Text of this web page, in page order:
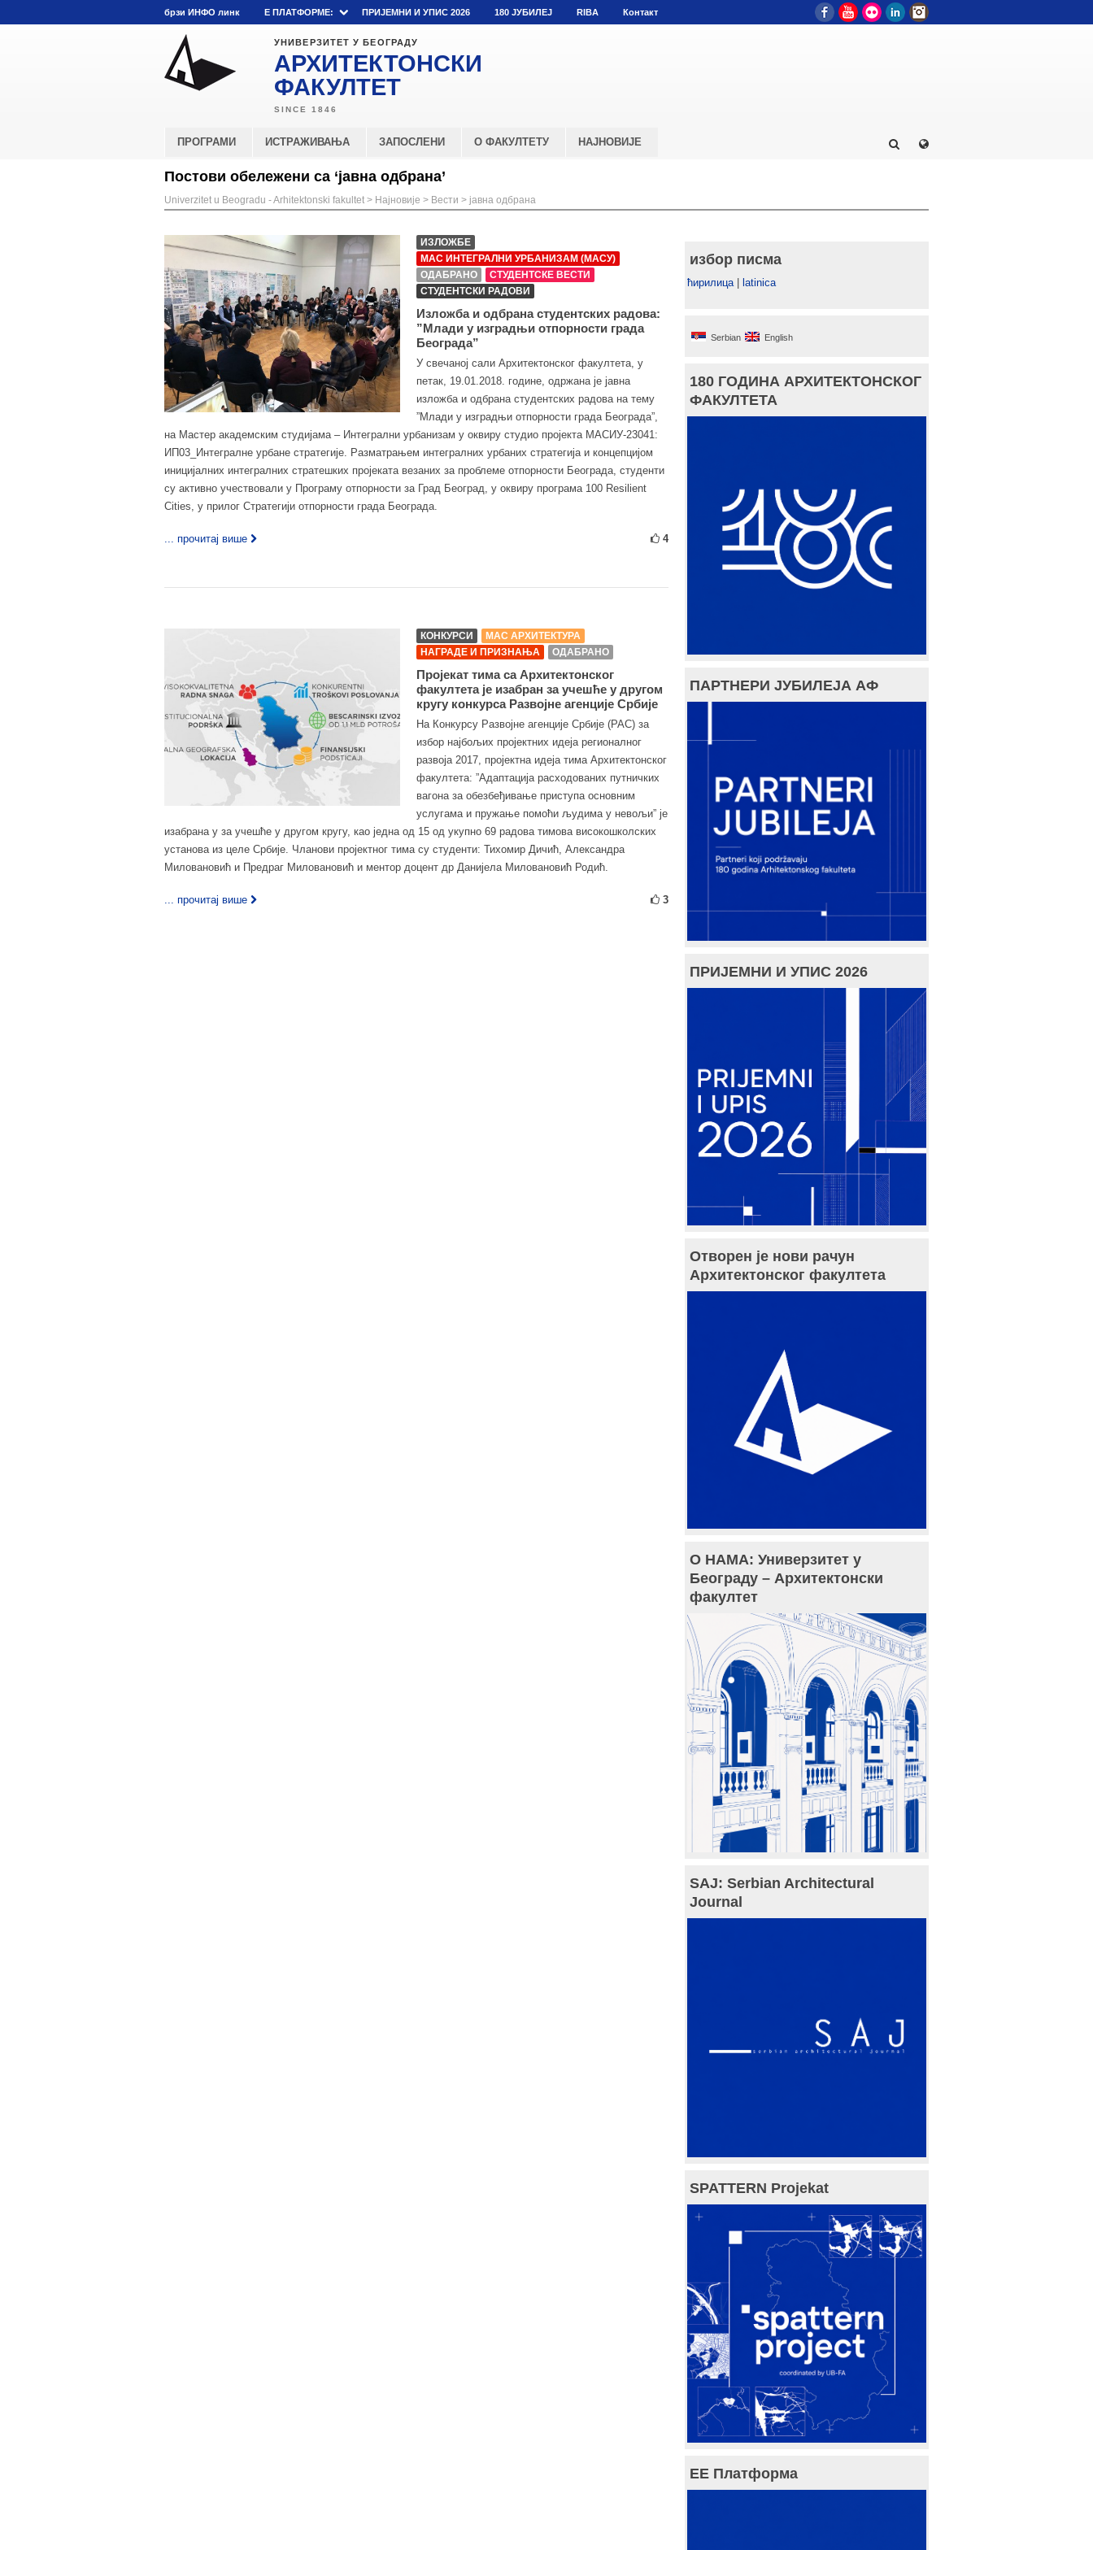
брзи ИНФО линк E ПЛАТФОРМЕ: ПРИЈЕМНИ И УПИС 2026 180 ЈУБИЛЕЈ RIBA Контакт FacebookYouTube
Flickr LinkedIn
УНИВЕРЗИТЕТ У БЕОГРАДУ
АРХИТЕКТОНСКИ
ФАКУЛТЕТ
ПРОГРАМИ ИСТРАЖИВАЊА ЗАПОСЛЕНИ О ФАКУЛТЕТУ НАЈНОВИЈЕ
Постови обележени са ‘јавна одбрана’
Univerzitet u Beogradu - Arhitektonski fakultet > Најновије > Вести > јавна одбрана
ИЗЛОЖБЕ
МАС ИНТЕГРАЛНИ УРБАНИЗАМ (МАСУ)
ОДАБРАНО
СТУДЕНТСКЕ ВЕСТИ
СТУДЕНТСКИ РАДОВИ
Изложбa и одбранa студентских радова:
”Млади у изградњи отпорности града
Београда”
У свечаној сали Архитектонског факултета, у
петак, 19.01.2018. године, одржана је јавна
изложба и одбрана студентских радова на тему
”Млади у изградњи отпорности града Београда”,
на Мастер академским студијама – Интегрални урбанизам у оквиру студио пројекта МАСИУ-23041:
ИП03_Интегралне урбане стратегије. Разматрањем интегралних урбаних стратегија и концепцијом
иницијалних интегралних стратешких пројеката везаних за проблеме отпорности Београда, студенти
су активно учествовали у Програму отпорности за Град Београд, у оквиру програма 100 Resilient
Cities, у прилог Стратегији отпорности града Београда.
... прочитај више 4
КОНКУРСИ
МАС АРХИТЕКТУРА
НАГРАДЕ И ПРИЗНАЊА
ОДАБРАНО
Пројекат тима са Архитектонског
факултета је изабран за учешће у другом
кругу конкурса Развојне агенције Србије
На Конкурсу Развојне агенције Србије (РАС) за
избор најбољих пројектних идеја регионалног
развоја 2017, пројектна идеја тима Архитектонског
факултета: ”Адаптација расходованих путничких
вагона за обезбеђивање приступа основним
услугама и пружање помоћи људима у невољи” је
изабрана у за учешће у другом кругу, као једна од 15 од укупно 69 радова тимова високошколских
установа из целе Србије. Чланови пројектног тима су студенти: Тихомир Дичић, Александра
Миловановић и Предраг Миловановић и ментор доцент др Данијела Миловановић Родић.
... прочитај више 3
избор писма
ћирилица| latinica
Serbian English
180 ГОДИНА АРХИТЕКТОНСКОГ
ФАКУЛТЕТА
ПАРТНЕРИ ЈУБИЛЕЈА АФ
ПРИЈЕМНИ И УПИС 2026
Отворен је нови рачун
Архитектонског факултета
О НАМА: Универзитет у
Београду – Архитектонски
факултет
SAJ: Serbian Architectural
Journal
SPATTERN Projekat
ЕЕ Платформа